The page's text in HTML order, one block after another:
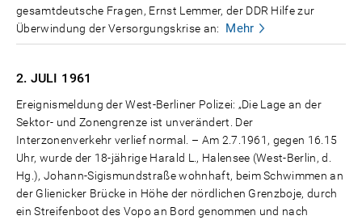
gesamtdeutsche Fragen, Ernst Lemmer, der DDR Hilfe zur
Überwindung der Versorgungskrise an:
Mehr
2. JULI 1961
Ereignismeldung der West-Berliner Polizei: „Die Lage an der
Sektor- und Zonengrenze ist unverändert. Der
Interzonenverkehr verlief normal. – Am 2.7.1961, gegen 16.15
Uhr, wurde der 18-jährige Harald L., Halensee (West-Berlin, d.
Hg.), Johann-Sigismundstraße wohnhaft, beim Schwimmen an
der Glienicker Brücke in Höhe der nördlichen Grenzboje, durch
ein Streifenboot des Vopo an Bord genommen und nach